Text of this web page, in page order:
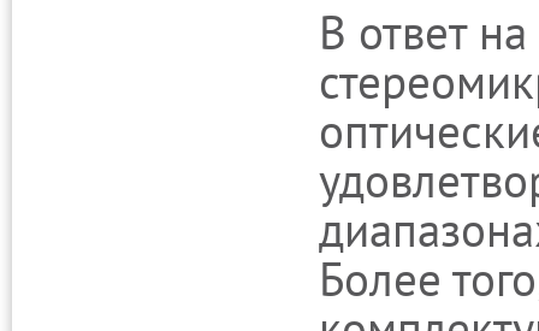
В ответ
Более